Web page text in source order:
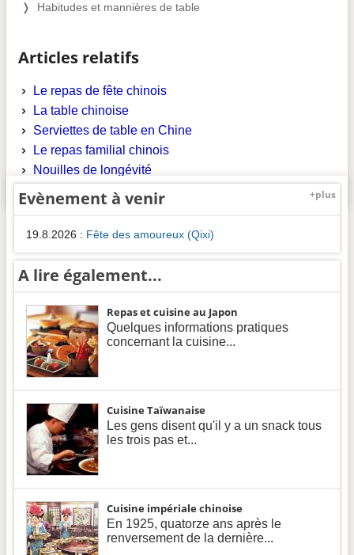
❭ Habitudes et mannières de table
Articles relatifs
Le repas de fête chinois
La table chinoise
Serviettes de table en Chine
Le repas familial chinois
Nouilles de longévité
+plus
Evènement à venir
19.8.2026 : Fête des amoureux (Qixi)
A lire également...
Repas et cuisine au Japon
Quelques informations pratiques
concernant la cuisine...
Cuisine Taïwanaise
Les gens disent qu'il y a un snack tous
les trois pas et...
Cuisine impériale chinoise
En 1925, quatorze ans après le
renversement de la dernière...